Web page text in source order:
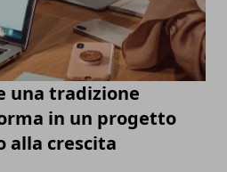
una tradizione
in un progetto
alla crescita